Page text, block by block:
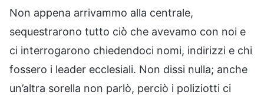
Non appena arrivammo alla centrale,
sequestrarono tutto ciò che avevamo con noi e
ci interrogarono chiedendoci nomi, indirizzi e chi
fossero i leader ecclesiali. Non dissi nulla; anche
un’altra sorella non parlò, perciò i poliziotti ci